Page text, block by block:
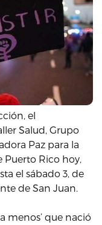
el
Salud, Grupo
Paz para la
Puerto Rico hoy,
el sábado 3, de
de San Juan.
menos’ que nació